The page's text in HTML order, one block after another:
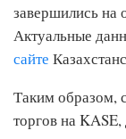
завершились на
Актуальные
сайте
Таким образом,
торгов на